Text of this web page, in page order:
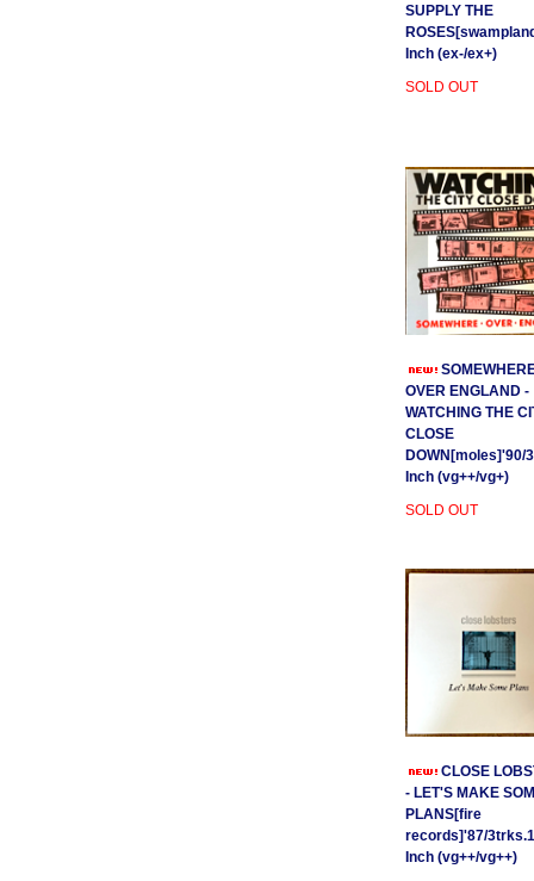
SUPPLY THE
Inch (ex-/ex+)
SOLD OUT
OVER ENGLAND -
WATCHING THE
CLOSE
DOWN[moles]'90/
Inch (vg++/vg+)
SOLD OUT
CLOSE
- LET'S MAKE
PLANS[fire
records]'87/
Inch (vg++/vg++)